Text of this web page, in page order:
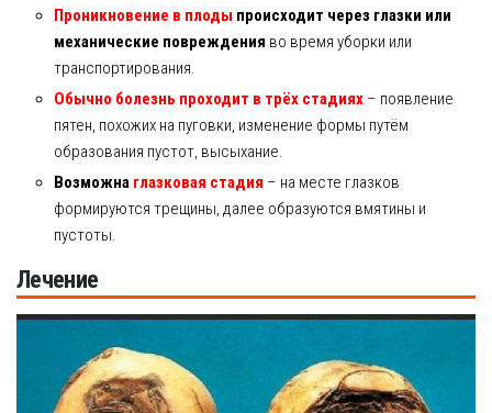
Проникновение в плоды происходит через глазки или
механические повреждения во время уборки или
транспортирования.
Обычно болезнь проходит в трёх стадиях– появление
пятен, похожих на пуговки, изменение формы путём
образования пустот, высыхание.
Возможна глазковая стадия – на месте глазков
формируются трещины, далее образуются вмятины и
пустоты.
Лечение